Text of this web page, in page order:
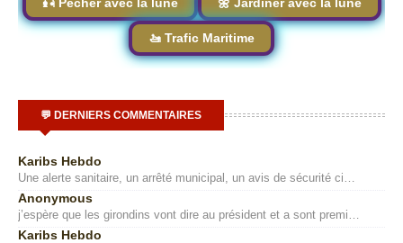
🚤 Trafic Maritime
💬 DERNIERS COMMENTAIRES
Karibs Hebdo
Une alerte sanitaire, un arrêté municipal, un avis de sécurité ci…
Anonymous
j’espère que les girondins vont dire au président et a sont premi…
Karibs Hebdo